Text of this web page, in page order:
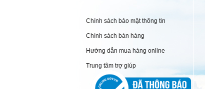
Chính sách bảo mật thông tin
Chính sách bán hàng
Hướng dẫn mua hàng online
Trung tâm trợ giúp